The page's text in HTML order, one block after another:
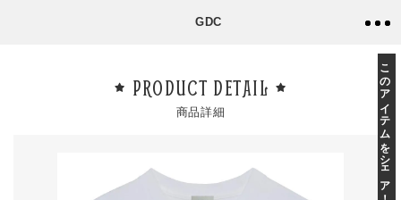
GDC
PRODUCT DETAIL
商品詳細 このアイテムをシェア！